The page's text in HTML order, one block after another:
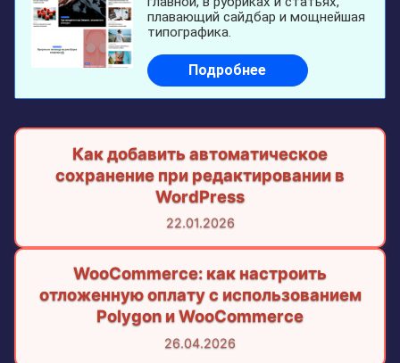
Как добавить автоматическое
сохранение при редактировании в
WordPress
22.01.2026
WooCommerce: как настроить
отложенную оплату с использованием
Polygon и WooCommerce
26.04.2026